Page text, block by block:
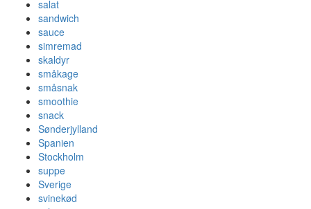
salat
sandwich
sauce
simremad
skaldyr
småkage
småsnak
smoothie
snack
Sønderjylland
Spanien
Stockholm
suppe
Sverige
svinekød